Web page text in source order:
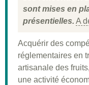
Informations
sont mises en
présentielles. A
Acquérir des
réglementaires en
artisanale des
une activité